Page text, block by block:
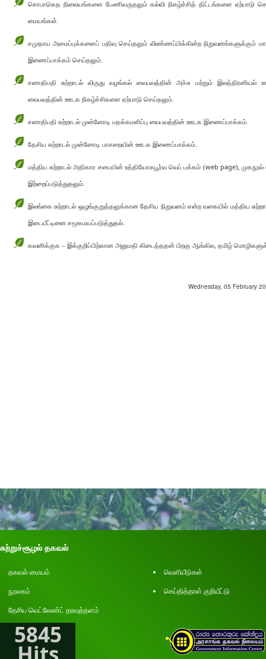
சொபாகெத நிலையங்களை பேணிவருதலும் கல்வி நிகழ்ச்சித் திட்டங்களை ஏற்பாடு
மையங்கள்.
சமுதாய அமைப்புக்களைப் பதிவு செய்தலும் விண்ணப்பிக்கின்ற
இணைப்பாக்கம் செய்தலும்.
சனாதிபதி சுற்றாடல் விருது வழங்கல் வைபவத்தின் அச்சு மற்றும்
வைபவத்தின் ஊடக நிகழ்ச்சிகளை ஏற்பாடு செய்தலும்.
சனாதிபதி சுற்றாடல் முன்னோடி பதக்கமளிப்பு வைபவத்தின் ஊடக இணைப்பாக்கம்.
தேசிய சுற்றாடல் முன்னோடி பாசறையின் ஊடக இணைப்பாக்கம்.
மத்திய சுற்றாடல் அதிகார சபையின் உத்தியோகபூர்வ வெப் பக்கம் (web page), முகநூல்
இற்றைப்படுத்துதலும்.
இலங்கை சுற்றாடல் ஒழுங்குறுத்தலுக்கான தேசிய நிறுவனம் என்ற வகையில் மத்திய
இடையீட்டினை சமூகமயப்படுத்துதல்.
கவனிக்குக – இக்குறிப்பிற்கான அனுமதி கிடைத்ததன் பிறகு ஆங்கில, தமிழ்
Wednesday, 05 February
சுற்றுச்சூழல் தகவல்
தகவல் மையம்
வெளியீடுகள்
நூலகம்
செய்தித்தாள் குறியீட்டு
தேசிய வெட்லேண்ட் தரவுத்தளம்
5845